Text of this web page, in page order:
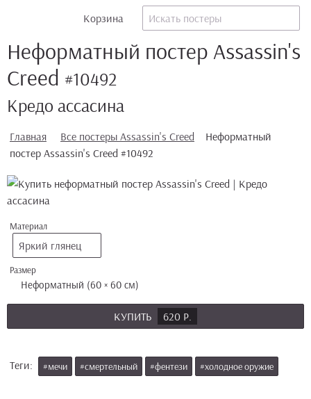
Корзина
Неформатный постер Assassin's
Creed #10492
Кредо ассасина
Главная Все постеры Assassin's Creed
Неформатный
постер Assassin's Creed #10492
Материал
Яркий глянец
Размер
Неформатный (60 × 60 см)
КУПИТЬ 620 Р.
Теги: #мечи #смертельный #фентези #холодное оружие